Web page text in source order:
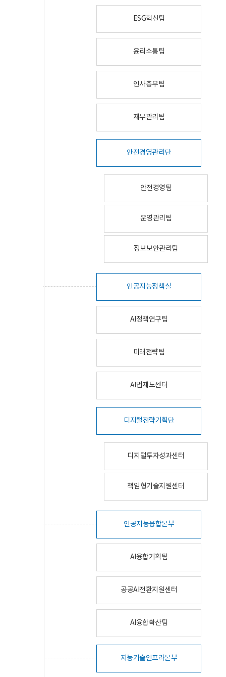
ESG혁신팀
윤리소통팀
인사총무팀
재무관리팀
안전경영관리단
안전경영팀
운영관리팀
정보보안관리팀
인공지능정책실
AI정책연구팀
미래전략팀
AI법제도센터
디지털전략기획단
디지털투자성과센터
책임형기술지원센터
인공지능융합본부
AI융합기획팀
공공AI전환지원센터
AI융합확산팀
지능기술인프라본부